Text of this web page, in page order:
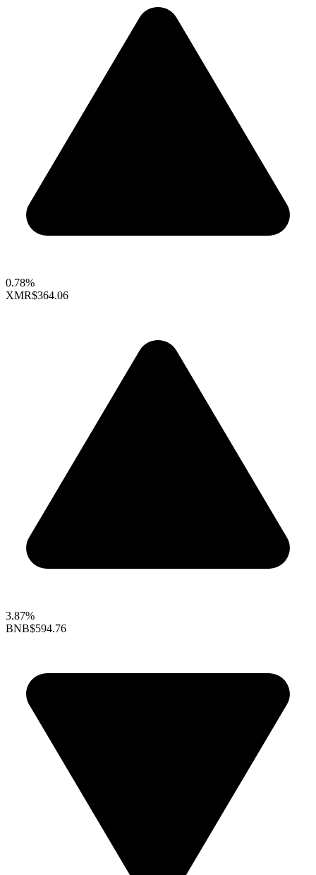
0.78%
XMR$364.06
3.87%
BNB$594.76